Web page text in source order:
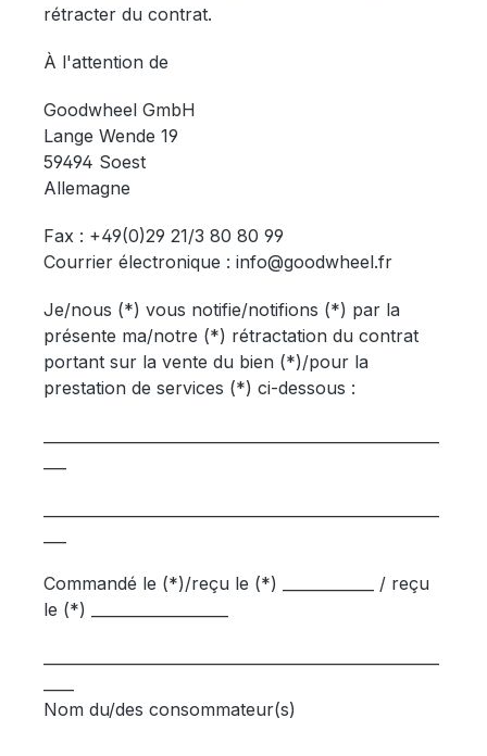
rétracter du contrat.
À l'attention de
Goodwheel GmbH
Lange Wende 19
59494 Soest
Allemagne
Fax : +49(0)29 21/3 80 80 99
Courrier électronique : info@goodwheel.fr
Je/nous (*) vous notifie/notifions (*) par la
présente ma/notre (*) rétractation du contrat
portant sur la vente du bien (*)/pour la
prestation de services (*) ci-dessous :
Commandé le (*)/reçu le (*) ____________ / reçu
le (*) __________________
Nom du/des consommateur(s)